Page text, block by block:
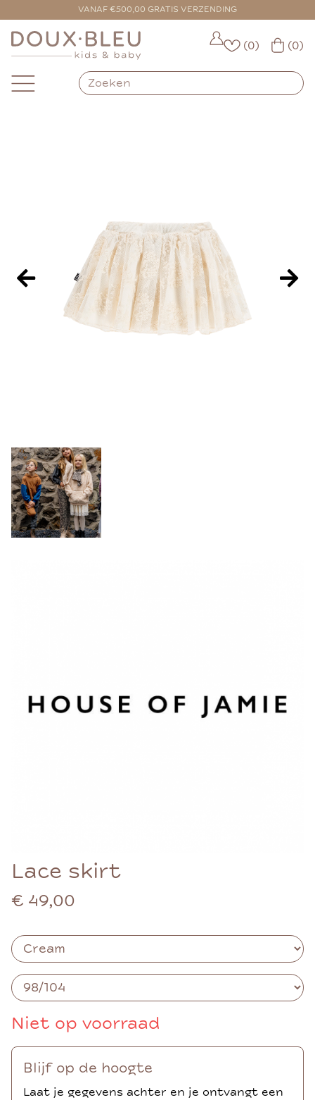
VANAF €500,00 GRATIS VERZENDING
VOOR 16:00 BESTELD = VANDAAG VERZONDEN
(0) (0)
Lace skirt
€ 49,00
Niet op voorraad
Blijf op de hoogte
Laat je gegevens achter en je ontvangt een